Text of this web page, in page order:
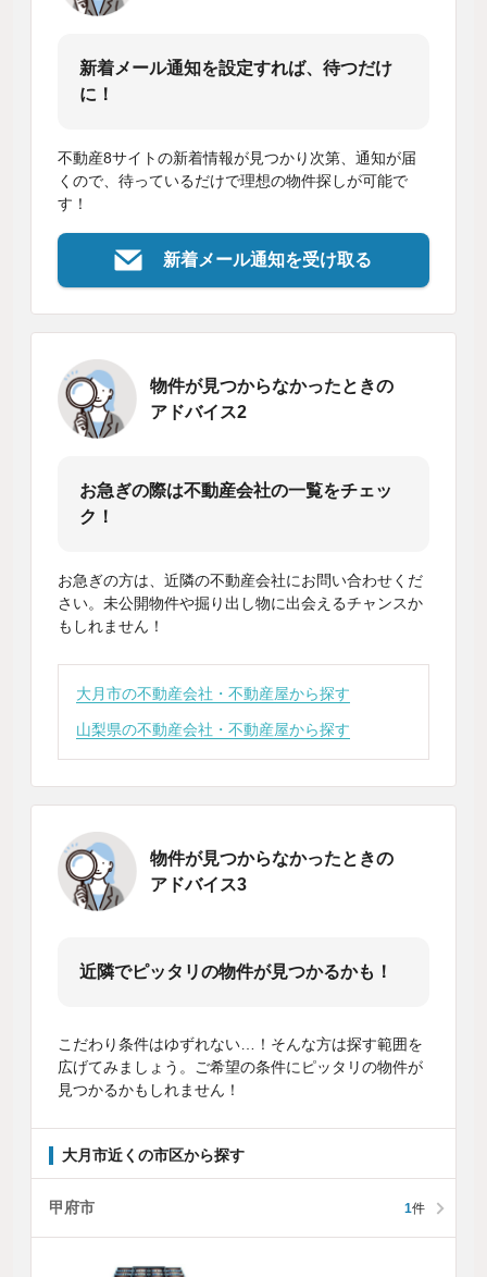
新着メール通知を設定すれば、待つだけ
に！
不動産8サイトの新着情報が見つかり次第、通知が届
くので、待っているだけで理想の物件探しが可能で
す！
新着メール通知を受け取る
物件が見つからなかったときの
アドバイス2
お急ぎの際は不動産会社の一覧をチェッ
ク！
お急ぎの方は、近隣の不動産会社にお問い合わせくだ
さい。未公開物件や掘り出し物に出会えるチャンスか
もしれません！
大月市の不動産会社・不動産屋から探す
山梨県の不動産会社・不動産屋から探す
物件が見つからなかったときの
アドバイス3
近隣でピッタリの物件が見つかるかも！
こだわり条件はゆずれない…！そんな方は探す範囲を
広げてみましょう。ご希望の条件にピッタリの物件が
見つかるかもしれません！
大月市近くの市区から探す
甲府市 1件